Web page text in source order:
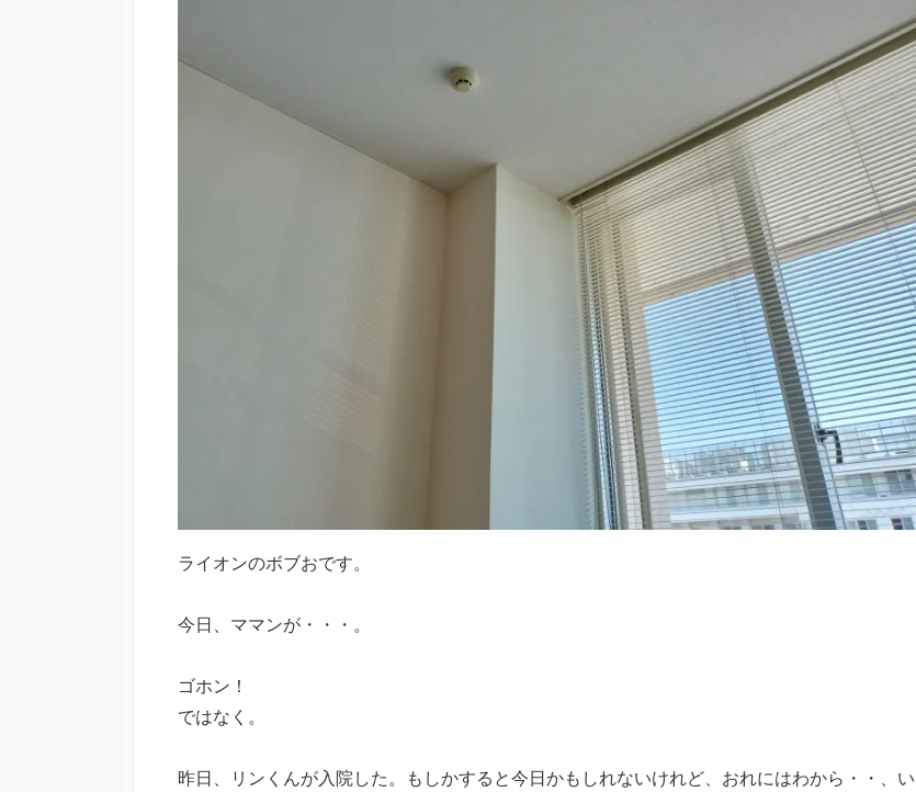
ライオンのボブおです。
今日、ママンが・・・。
ゴホン！
ではなく。
昨日、リンくんが入院した。もしかすると今日かもしれないけれど、おれにはわから・・、い